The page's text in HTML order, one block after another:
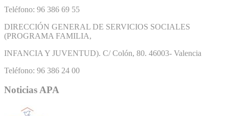
Teléfono: 96 386 69 55
DIRECCIÓN GENERAL DE SERVICIOS SOCIALES
(PROGRAMA FAMILIA,
INFANCIA Y JUVENTUD). C/ Colón, 80. 46003- Valencia
Teléfono: 96 386 24 00
Noticias APA